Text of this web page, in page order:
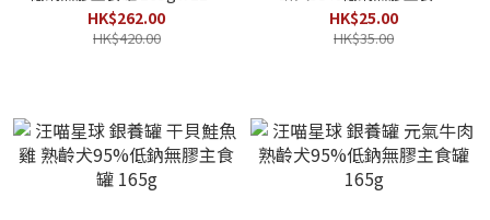
(干貝鮭魚雞 + 滋補羊肉 + 元
氣牛肉)
HK$262.00
HK$420.00
165g
HK$25.00
HK$35.00